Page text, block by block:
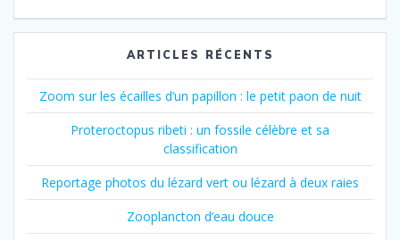
ARTICLES RÉCENTS
Zoom sur les écailles d’un papillon : le petit paon de nuit
Proteroctopus ribeti : un fossile célèbre et sa
classification
Reportage photos du lézard vert ou lézard à deux raies
Zooplancton d’eau douce